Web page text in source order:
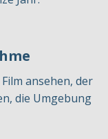
ansehen, der
die Umgebung